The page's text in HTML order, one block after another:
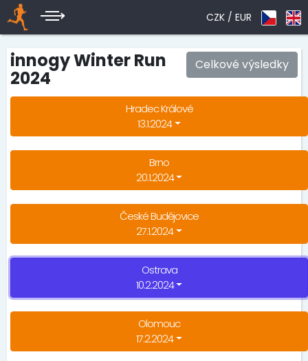
CZK / EUR
Celkové výsledky
innogy Winter Run
2024
Hradec Králové
13.1.2024
Brno
20.1.2024
České Budějovice
27.1.2024
Ostrava
10.2.2024
Olomouc
17.2.2024